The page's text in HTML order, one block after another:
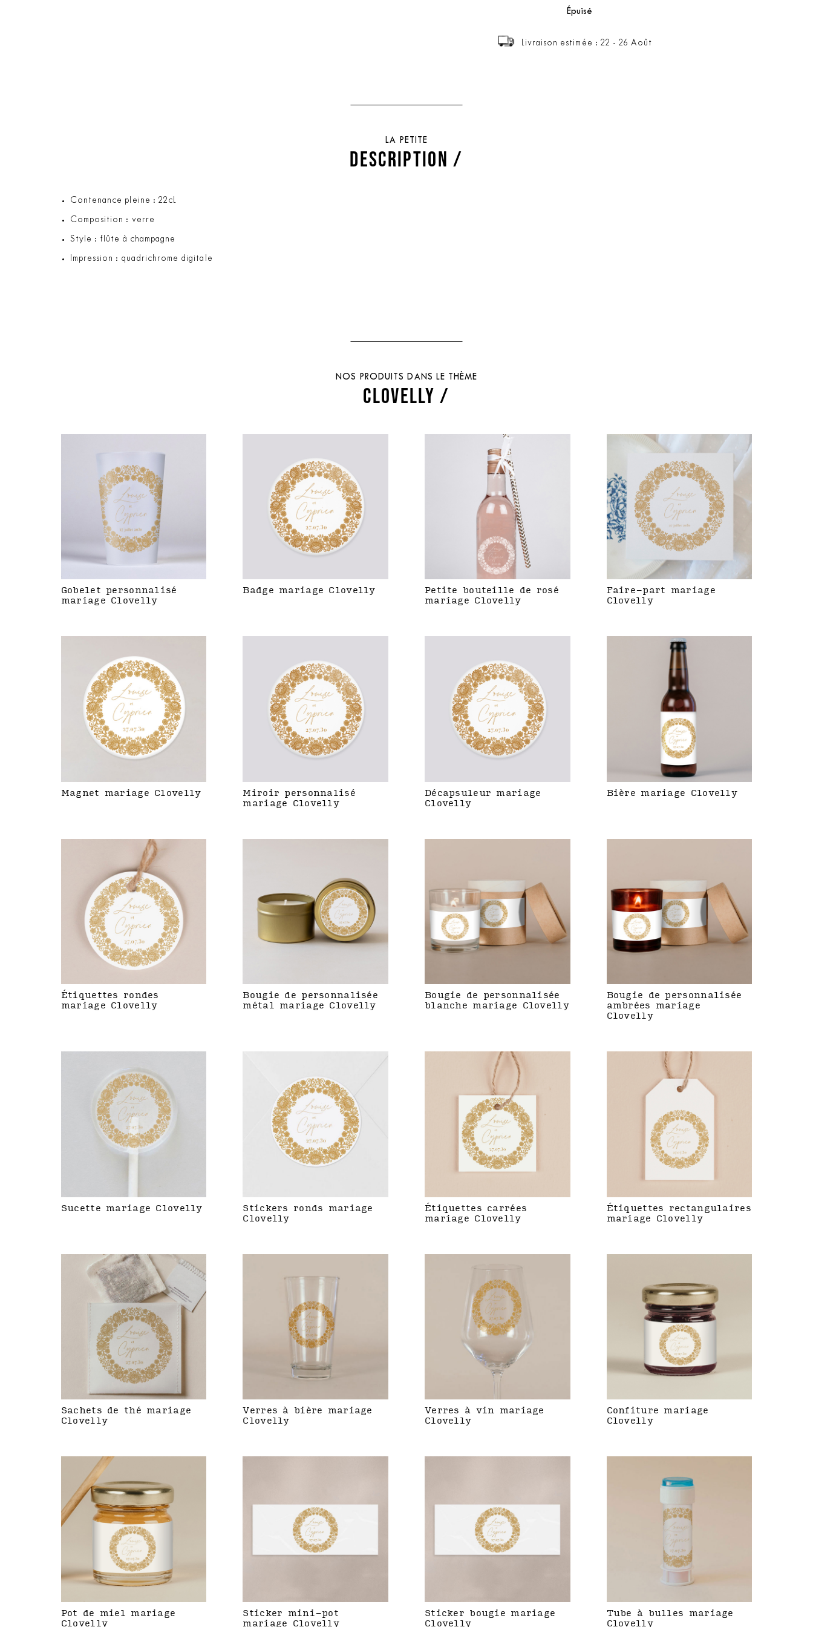
Épuisé
Livraison estimée : 22 - 26 Août
LA PETITE
DESCRIPTION /
Contenance pleine : 22cL
Composition : verre
Style : flûte à champagne
Impression : quadrichrome digitale
NOS PRODUITS DANS LE THÈME
CLOVELLY /
Gobelet personnalisé
mariage Clovelly
Badge mariage Clovelly
Petite bouteille de rosé
mariage Clovelly
Faire-part mariage
Clovelly
Magnet mariage Clovelly
Miroir personnalisé
mariage Clovelly
Décapsuleur mariage
Clovelly
Bière mariage Clovelly
Étiquettes rondes
mariage Clovelly
Bougie de personnalisée
métal mariage Clovelly
Bougie de personnalisée
blanche mariage Clovelly
Bougie de personnalisée
ambrées mariage
Clovelly
Sucette mariage Clovelly
Stickers ronds mariage
Clovelly
Étiquettes carrées
mariage Clovelly
Étiquettes rectangulaires
mariage Clovelly
Sachets de thé mariage
Clovelly
Verres à bière mariage
Clovelly
Verres à vin mariage
Clovelly
Confiture mariage
Clovelly
Pot de miel mariage
Clovelly
Sticker mini-pot
mariage Clovelly
Sticker bougie mariage
Clovelly
Tube à bulles mariage
Clovelly